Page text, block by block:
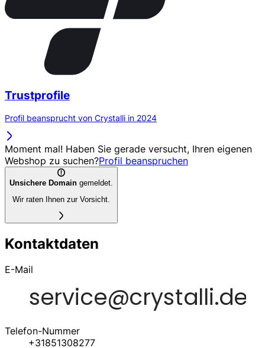
Trustprofile
Profil beansprucht von Crystalli in 2024
Moment mal! Haben Sie gerade versucht, Ihren eigenen
Webshop zu suchen?Profil beanspruchen
Unsichere Domain gemeldet.
Wir raten Ihnen zur Vorsicht.
Kontaktdaten
E-Mail
Telefon-Nummer
+31851308277